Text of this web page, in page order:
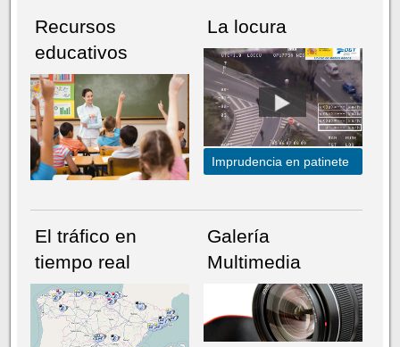
Recursos
educativos
La locura
Imprudencia en patinete
El tráfico en
tiempo real
Galería
Multimedia